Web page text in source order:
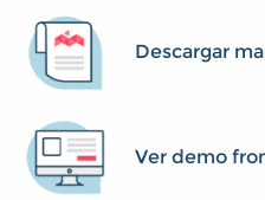
Descargar
Ver demo